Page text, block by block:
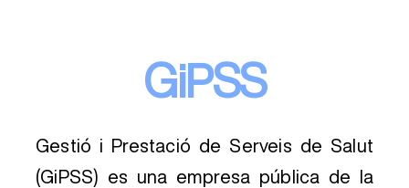
GiPSS
Gestió i Prestació de Serveis de Salut
(GiPSS) es una empresa pública de la